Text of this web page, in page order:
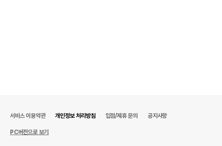
서비스 이용약관 개인정보 처리방침 입점/제휴 문의 공지사항
PC버전으로 보기